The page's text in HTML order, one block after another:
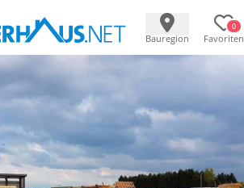
Bauregion
0
Favoriten